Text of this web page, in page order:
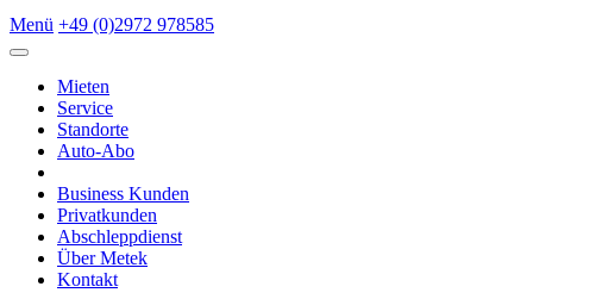
Menü +49 (0)2972 978585
Mieten
Service
Standorte
Auto-Abo
Business Kunden
Privatkunden
Abschleppdienst
Über Metek
Kontakt